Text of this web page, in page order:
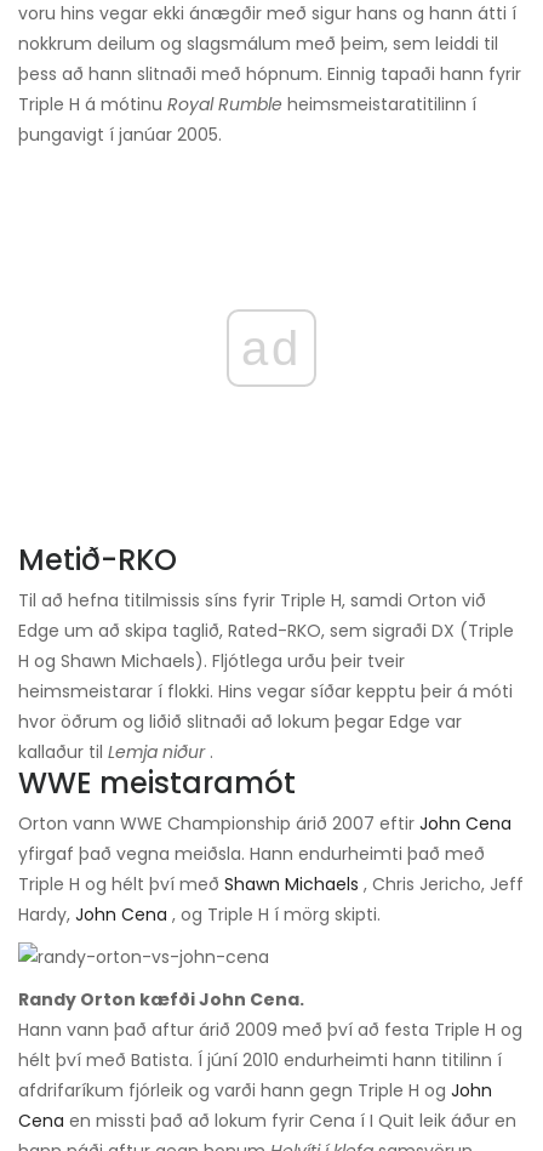
voru hins vegar ekki ánægðir með sigur hans og hann átti í
nokkrum deilum og slagsmálum með þeim, sem leiddi til
þess að hann slitnaði með hópnum. Einnig tapaði hann fyrir
Triple H á mótinu Royal Rumble heimsmeistaratitilinn í
þungavigt í janúar 2005.
ad
Metið-RKO
Til að hefna titilmissis síns fyrir Triple H, samdi Orton við
Edge um að skipa taglið, Rated-RKO, sem sigraði DX (Triple
H og Shawn Michaels). Fljótlega urðu þeir tveir
heimsmeistarar í flokki. Hins vegar síðar kepptu þeir á móti
hvor öðrum og liðið slitnaði að lokum þegar Edge var
kallaður til Lemja niður.
WWE meistaramót
Orton vann WWE Championship árið 2007 eftir John Cena
yfirgaf það vegna meiðsla. Hann endurheimti það með
Triple H og hélt því með Shawn Michaels , Chris Jericho, Jeff
Hardy, John Cena , og Triple H í mörg skipti.
Randy Orton kæfði John Cena.
Hann vann það aftur árið 2009 með því að festa Triple H og
hélt því með Batista. Í júní 2010 endurheimti hann titilinn í
afdrifaríkum fjórleik og varði hann gegn Triple H og John
Cena en missti það að lokum fyrir Cena í I Quit leik áður en